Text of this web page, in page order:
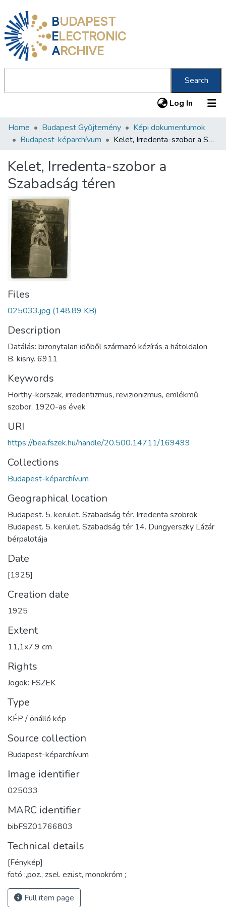
BUDAPEST
ELECTRONIC
ARCHIVE
Search
Log In (current)
Communities & Collections
Statistics
About us
Home Budapest Gyűjtemény
Képi dokumentumok
Budapest-képarchívum
Kelet, Irredenta-szobor a Szabadság téren
Kelet, Irredenta-szobor a
Szabadság téren
Files
025033.jpg (148.89 KB)
Description
Datálás: bizonytalan időből származó kézírás a hátoldalon
B. kisny. 6911
Keywords
Horthy-korszak, irredentizmus, revizionizmus, emlékmű,
szobor, 1920-as évek
URI
https://bea.fszek.hu/handle/20.500.14711/169499
Collections
Budapest-képarchívum
Geographical location
Budapest. 5. kerület. Szabadság tér. Irredenta szobrok
Budapest. 5. kerület. Szabadság tér 14. Dungyerszky Lázár
bérpalotája
Date
[1925]
Creation date
1925
Extent
11,1x7,9 cm
Rights
Jogok: FSZEK
Type
KÉP / önálló kép
Source collection
Budapest-képarchívum
Image identifier
025033
MARC identifier
bibFSZ01766803
Technical details
[Fénykép]
fotó :,poz., zsel. ezüst, monokróm ;
Full item page